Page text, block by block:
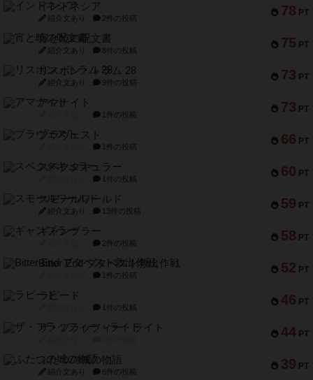
78 PT
インドネシア
紹介文あり 2件の投稿
75 PT
宵と暁の呪文書
紹介文あり 8件の投稿
73 PT
リスボン・トラム 28
紹介文あり 9件の投稿
73 PT
アマナイト
1件の投稿
66 PT
ブラヴェスト
1件の投稿
60 PT
スペクタキュラー
1件の投稿
59 PT
スモールワールド
紹介文あり 13件の投稿
58 PT
ギャンブラー
2件の投稿
52 PT
Bitter End ブタペスト救出作戦
1件の投稿
46 PT
ラピード
1件の投稿
44 PT
ザ・フラッフィー・ライト
39 PT
ふたつの城の物語
紹介文あり 6件の投稿